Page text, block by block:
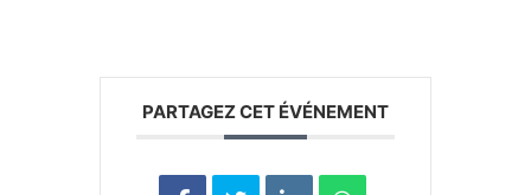
PARTAGEZ CET ÉVÉNEMENT